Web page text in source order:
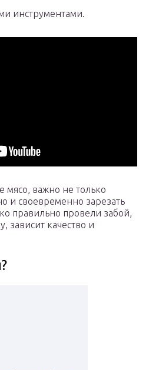
инструментами.
мясо, важно не только
и своевременно зарезать
правильно провели забой,
зависит качество и